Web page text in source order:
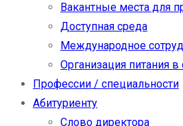
Вакантные места для
Доступная среда
Международное
Организация питания
Профессии / специальности
Абитуриенту
Слово директора